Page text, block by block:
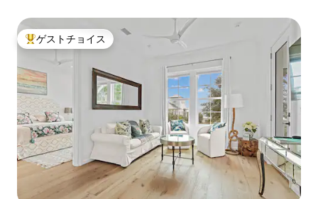
大好評のゲストチョイスです。
ゲストチョイス